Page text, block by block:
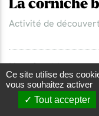
Activité de
Lieu: Corniche
Ville: Hendaye
Ce site utilise des
vous souhaitez activer
Tout accepter